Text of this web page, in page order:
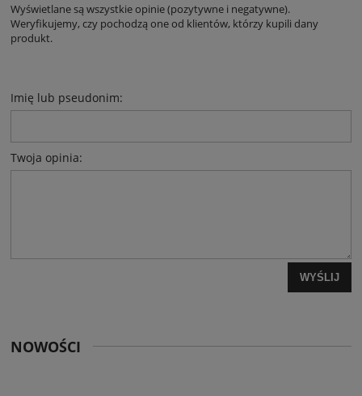
Wyświetlane są wszystkie opinie (pozytywne i negatywne).
Weryfikujemy, czy pochodzą one od klientów, którzy kupili dany
produkt.
Imię lub pseudonim:
Twoja opinia:
WYŚLIJ
NOWOŚCI